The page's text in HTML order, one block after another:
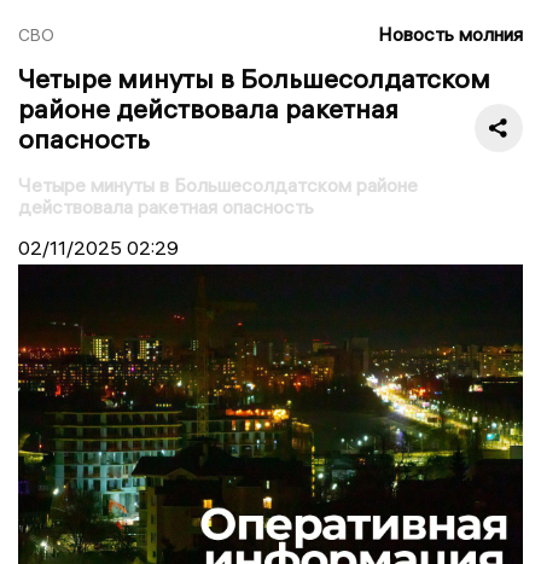
СВО Новость молния
Четыре минуты в Большесолдатском
районе действовала ракетная
опасность
Четыре минуты в Большесолдатском районе
действовала ракетная опасность
02/11/2025 02:29